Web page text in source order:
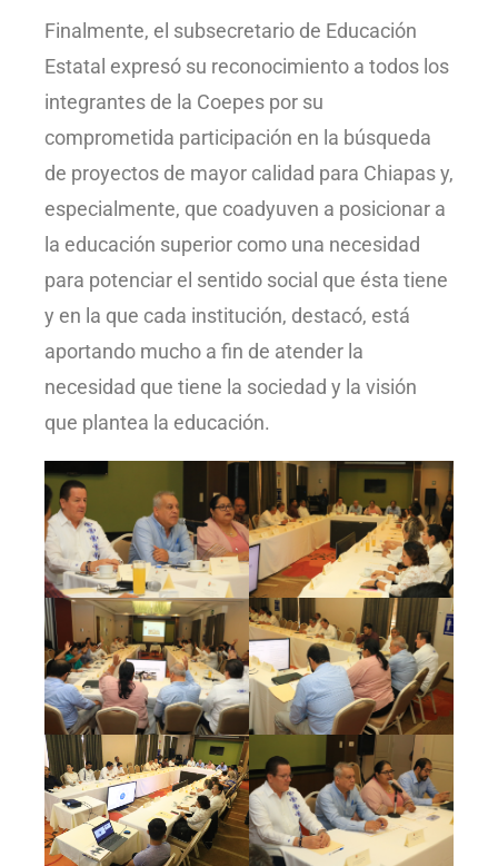
Finalmente, el subsecretario de Educación
Estatal expresó su reconocimiento a todos los
integrantes de la Coepes por su
comprometida participación en la búsqueda
de proyectos de mayor calidad para Chiapas y,
especialmente, que coadyuven a posicionar a
la educación superior como una necesidad
para potenciar el sentido social que ésta tiene
y en la que cada institución, destacó, está
aportando mucho a fin de atender la
necesidad que tiene la sociedad y la visión
que plantea la educación.